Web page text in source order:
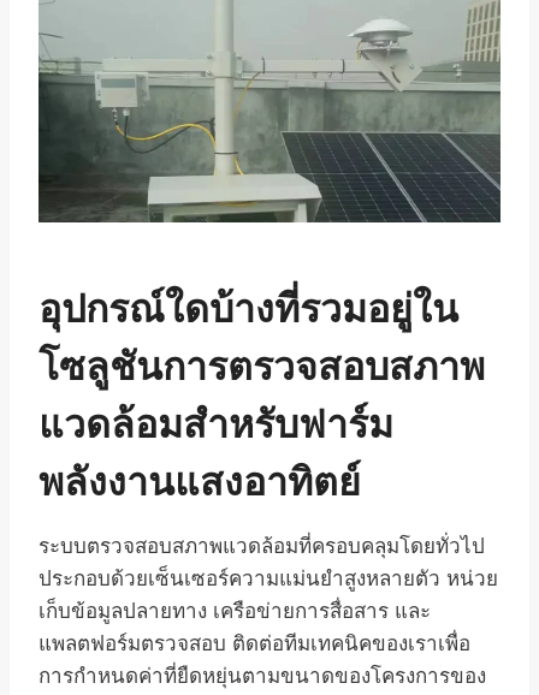
อุปกรณ์ใดบ้างที่รวมอยู่ใน
โซลูชันการตรวจสอบสภาพ
แวดล้อมสำหรับฟาร์ม
พลังงานแสงอาทิตย์
ระบบตรวจสอบสภาพแวดล้อมที่ครอบคลุมโดยทั่วไป
ประกอบด้วยเซ็นเซอร์ความแม่นยำสูงหลายตัว หน่วย
เก็บข้อมูลปลายทาง เครือข่ายการสื่อสาร และ
แพลตฟอร์มตรวจสอบ ติดต่อทีมเทคนิคของเราเพื่อ
การกำหนดค่าที่ยืดหยุ่นตามขนาดของโครงการของ